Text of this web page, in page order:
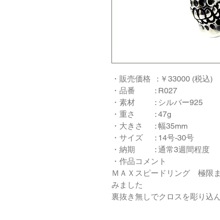
・販売価格 : ￥33000 (税込)
・品番 : R027
・素材 : シルバー925
・重さ : 47g
・大きさ : 幅35mm
・サイズ : 14号-30号
・納期 : 通常3週間程度
・作品コメント
ＭＡＸスピードリング 極限
みました
裏抜き無しでクロスを彫り込